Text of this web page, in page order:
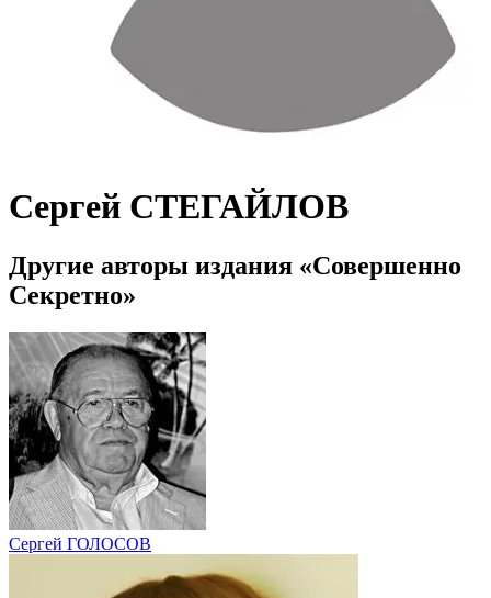
Сергей СТЕГАЙЛОВ
Другие авторы издания «Совершенно
Секретно»
Сергей ГОЛОСОВ